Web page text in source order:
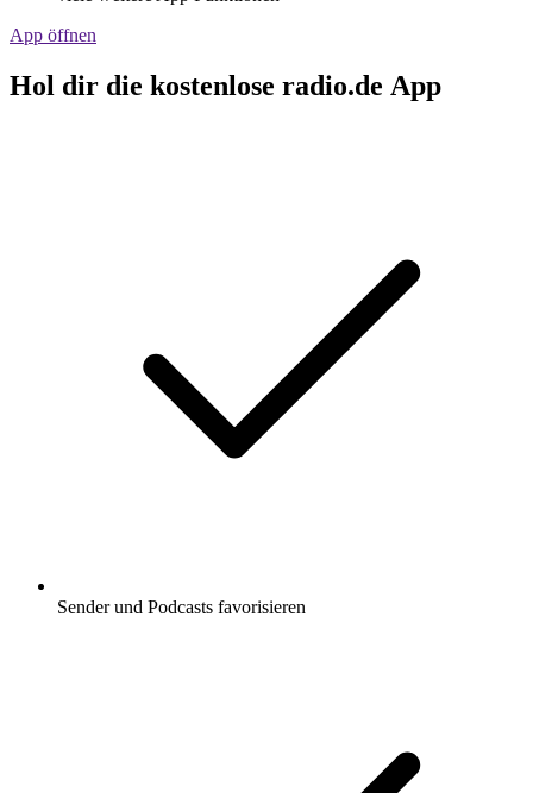
App öffnen
Hol dir die kostenlose radio.de App
Sender und Podcasts favorisieren